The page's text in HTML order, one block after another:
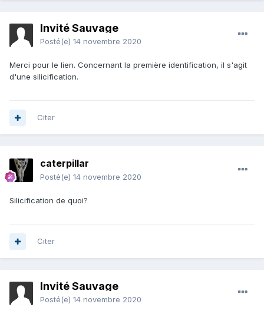
Invité Sauvage
Posté(e) 14 novembre 2020
Merci pour le lien. Concernant la première identification, il s'agit
d'une silicification.
Citer
caterpillar
Posté(e) 14 novembre 2020
Silicification de quoi?
Citer
Invité Sauvage
Posté(e) 14 novembre 2020